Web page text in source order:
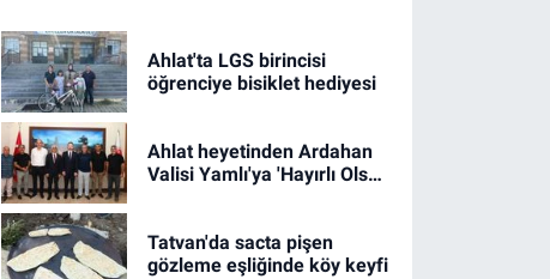
Ahlat'ta LGS birincisi
öğrenciye bisiklet hediyesi
Ahlat heyetinden Ardahan
Valisi Yamlı'ya 'Hayırlı Olsun'
Tatvan'da sacta pişen
gözleme eşliğinde köy keyfi